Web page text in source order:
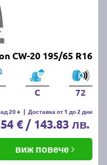
CW-20 195/65 R16
C 72
20 + | Доставка от 1 до 2 дни
€ / 143.83 лв.
виж повече